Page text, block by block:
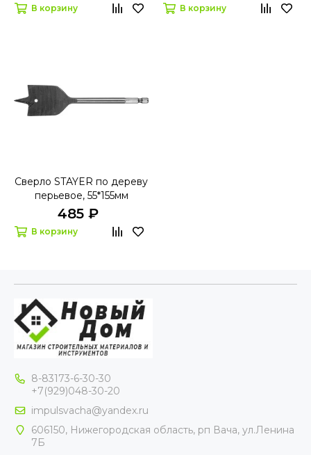
В корзину В корзину
Сверло STAYER по дереву
перьевое, 55*155мм
485 ₽
В корзину
8-83173-6-30-30
+7(929)048-30-20
impulsvacha@yandex.ru
606150, Нижегородская область, рп Вача, ул.Ленина
7Б